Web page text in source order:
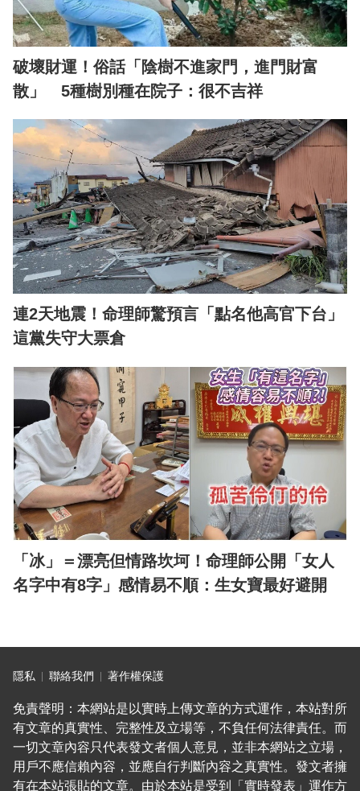
破壞財運！俗話「陰樹不進家門，進門財富
散」 5種樹別種在院子：很不吉祥
連2天地震！命理師驚預言「點名他高官下台」
這黨失守大票倉
「冰」＝漂亮但情路坎坷！命理師公開「女人
名字中有8字」感情易不順：生女寶最好避開
隱私 聯絡我們 著作權保護
免責聲明：本網站是以實時上傳文章的方式運作，本站對所
有文章的真實性、完整性及立場等，不負任何法律責任。而
一切文章內容只代表發文者個人意見，並非本網站之立場，
用戶不應信賴內容，並應自行判斷內容之真實性。發文者擁
有在本站張貼的文章。由於本站是受到「實時發表」運作方